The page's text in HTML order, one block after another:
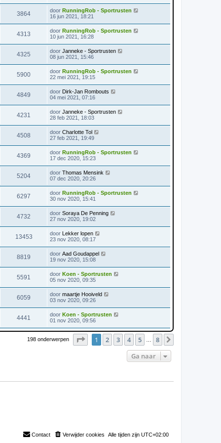
3864 door RunningRob - Sportrusten
16 jun 2021, 18:21
4313 door RunningRob - Sportrusten
10 jun 2021, 16:28
4325 door Janneke - Sportrusten
08 jun 2021, 15:46
5900 door RunningRob - Sportrusten
22 mei 2021, 19:15
4849 door Dirk-Jan Rombouts
04 mei 2021, 07:16
4231 door Janneke - Sportrusten
28 feb 2021, 18:03
4508 door Charlotte Tol
27 feb 2021, 19:49
4369 door RunningRob - Sportrusten
17 dec 2020, 15:23
5204 door Thomas Mensink
07 dec 2020, 20:26
6297 door RunningRob - Sportrusten
30 nov 2020, 15:41
4732 door Soraya De Penning
27 nov 2020, 19:02
13453 door Lekker lopen
23 nov 2020, 08:17
8819 door Aad Goudappel
19 nov 2020, 15:08
5591 door Koen - Sportrusten
05 nov 2020, 09:35
6059 door maartje Hooiveld
03 nov 2020, 09:26
4441 door Koen - Sportrusten
01 nov 2020, 09:56
198 onderwerpen Pagina1 van 8
1 2 3 4 5 8
Ga naar
Alle tijden zijn UTC+02:00
Verwijder cookies
Contact